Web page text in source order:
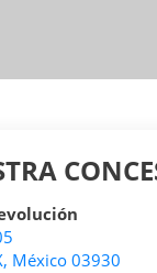
, México 03930